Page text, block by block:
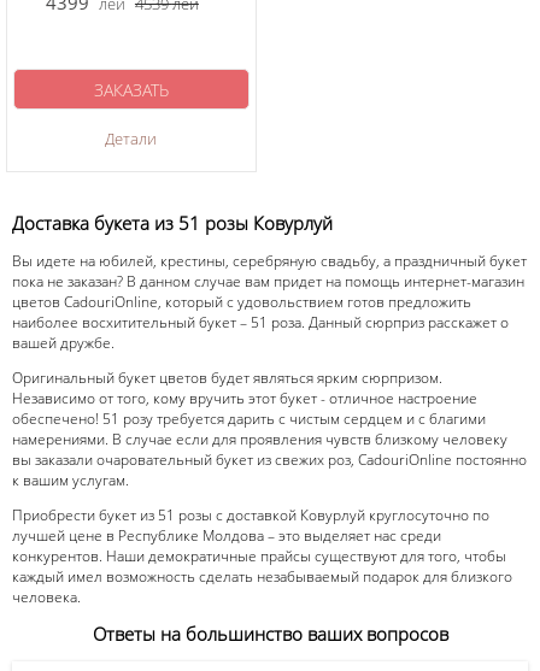
Детали
ЗАКАЗАТЬ
Доставка букета из 51 розы Ковурлуй
Вы идете на юбилей, крестины, серебряную свадьбу, а праздничный букет
пока не заказан? В данном случае вам придет на помощь интернет-магазин
цветов CadouriOnline, который с удовольствием готов предложить
наиболее восхитительный букет – 51 роза. Данный сюрприз расскажет о
вашей дружбе.
Оригинальный букет цветов будет являться ярким сюрпризом.
Независимо от того, кому вручить этот букет - отличное настроение
обеспечено! 51 розу требуется дарить с чистым сердцем и с благими
намерениями. В случае если для проявления чувств близкому человеку
вы заказали очаровательный букет из свежих роз, CadouriOnline постоянно
к вашим услугам.
Приобрести букет из 51 розы с доставкой Ковурлуй круглосуточно по
лучшей цене в Республике Молдова – это выделяет нас среди
конкурентов. Наши демократичные прайсы существуют для того, чтобы
каждый имел возможность сделать незабываемый подарок для близкого
человека.
Ответы на большинство ваших вопросов